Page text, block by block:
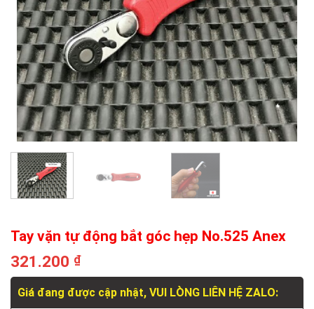
Tay vặn tự động bắt góc hẹp No.525 Anex
321.200 ₫
Giá đang được cập nhật, VUI LÒNG LIÊN HỆ ZALO: